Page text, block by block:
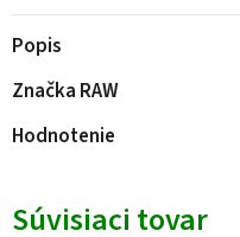
Popis
Značka RAW
Hodnotenie
Súvisiaci tovar